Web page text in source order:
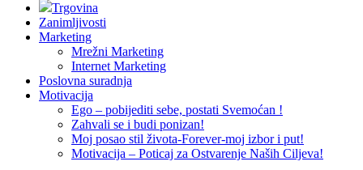
Trgovina
Zanimljivosti
Marketing
Mrežni Marketing
Internet Marketing
Poslovna suradnja
Motivacija
Ego – pobijediti sebe, postati Svemoćan !
Zahvali se i budi ponizan!
Moj posao stil života-Forever-moj izbor i put!
Motivacija – Poticaj za Ostvarenje Naših Ciljeva!